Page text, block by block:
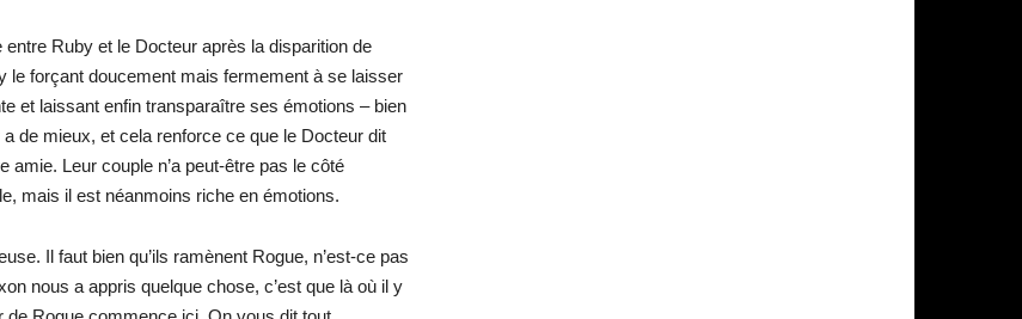
Ruby et le Docteur après la disparition de
le forçant doucement mais fermement à se laisser
et laissant enfin transparaître ses émotions – bien
a de mieux, et cela renforce ce que le Docteur dit
amie. Leur couple n’a peut-être pas le côté
mais il est néanmoins riche en émotions.
Il faut bien qu’ils ramènent Rogue, n’est-ce pas
nous a appris quelque chose, c’est que là où il y